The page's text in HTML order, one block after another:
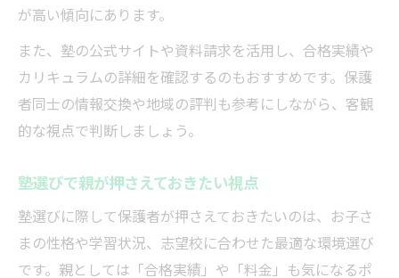
が高い傾向にあります。
また、塾の公式サイトや資料請求を活用し、合格実績や
カリキュラムの詳細を確認するのもおすすめです。保護
者同士の情報交換や地域の評判も参考にしながら、客観
的な視点で判断しましょう。
塾選びで親が押さえておきたい視点
塾選びに際して保護者が押さえておきたいのは、お子さ
まの性格や学習状況、志望校に合わせた最適な環境選び
です。親としては「合格実績」や「料金」も気になるポ